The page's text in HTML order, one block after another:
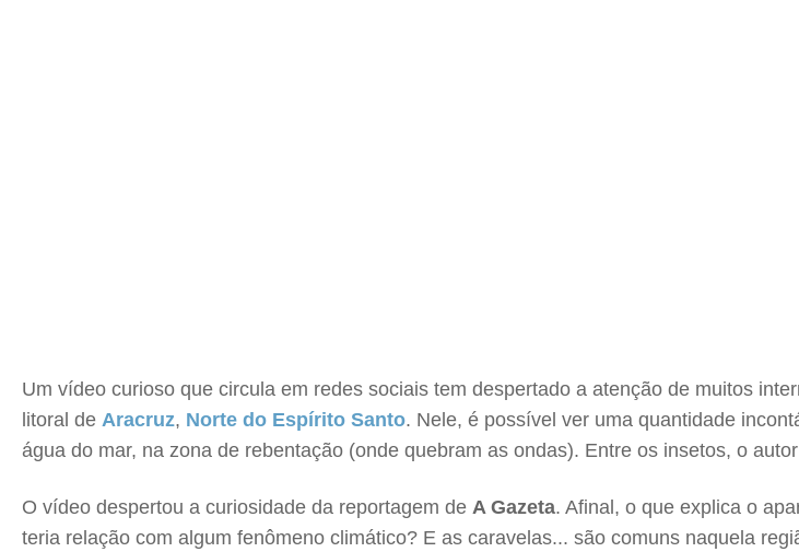
Um vídeo curioso que circula em redes sociais tem despertado a atenção de muitos
litoral de Aracruz, Norte do Espírito Santo. Nele, é possível ver uma quantidade
água do mar, na zona de rebentação (onde quebram as ondas). Entre os insetos, o
O vídeo despertou a curiosidade da reportagem de A Gazeta. Afinal, o que explica o
teria relação com algum fenômeno climático? E as caravelas... são comuns naquela